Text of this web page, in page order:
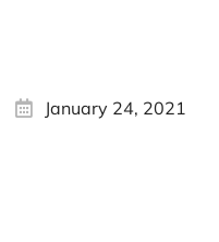
January 24, 2021